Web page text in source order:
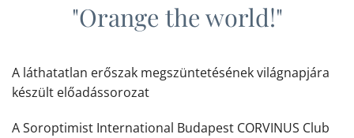
"Orange the world!"
A láthatatlan erőszak megszüntetésének világnapjára
készült előadássorozat
A Soroptimist International Budapest CORVINUS Club